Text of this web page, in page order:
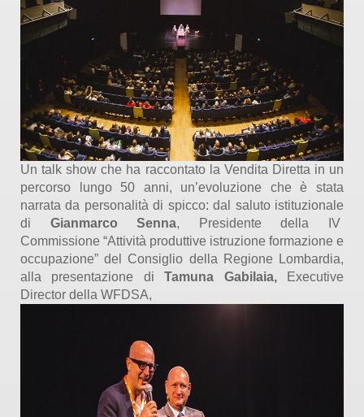
Un talk show che ha raccontato la Vendita Diretta in un
percorso lungo 50 anni, un’evoluzione che è stata
narrata da personalità di spicco: dal saluto istituzionale
di Gianmarco Senna, Presidente della IV
Commissione “Attività produttive istruzione formazione e
occupazione” del Consiglio della Regione Lombardia,
alla presentazione diTamuna Gabilaia,
Executive
Director della WFDSA,